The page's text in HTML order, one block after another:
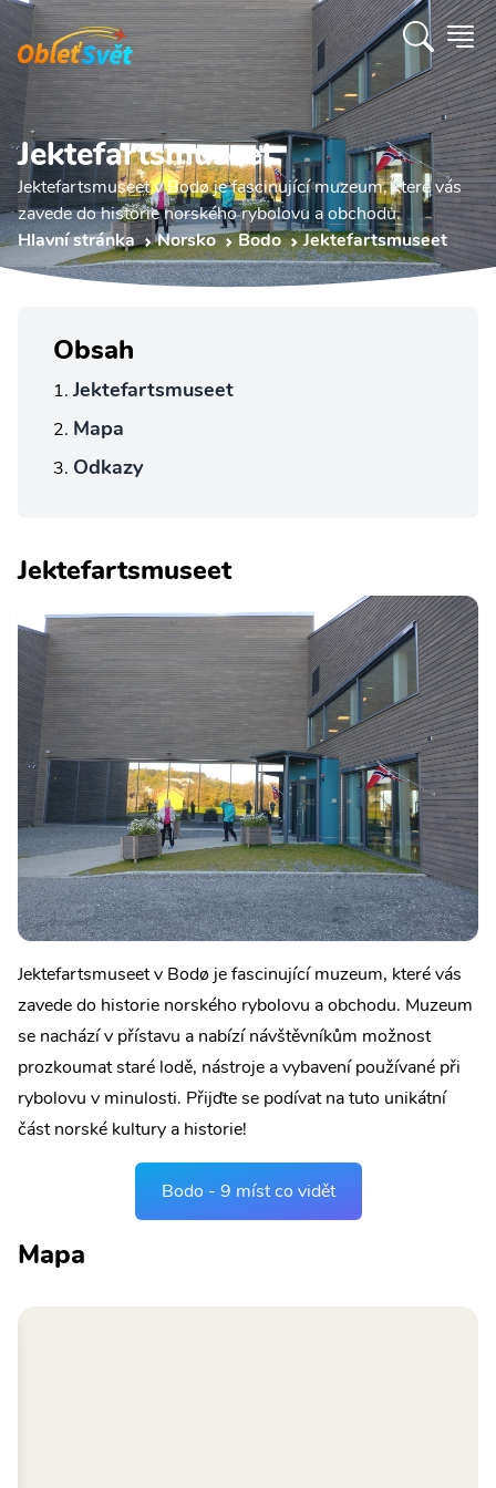
Jektefartsmuseet
Jektefartsmuseet v Bodø je fascinující muzeum, které vás
zavede do historie norského rybolovu a obchodu.
Hlavní stránka
Norsko Bodo Jektefartsmuseet
Obsah
Jektefartsmuseet
Mapa
Odkazy
Jektefartsmuseet
Jektefartsmuseet v Bodø je fascinující muzeum, které vás
zavede do historie norského rybolovu a obchodu. Muzeum
se nachází v přístavu a nabízí návštěvníkům možnost
prozkoumat staré lodě, nástroje a vybavení používané při
rybolovu v minulosti. Přijďte se podívat na tuto unikátní
část norské kultury a historie!
Bodo - 9 míst co vidět
Mapa